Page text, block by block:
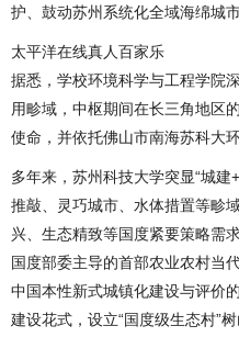
护、鼓动苏州系统化全域海绵城
太平洋在线真人百家乐
据悉，学校环境科学与工程学院
用畛域，中枢期间在长三角地区
使命，并依托佛山市南海苏科大
多年来，苏州科技大学突显“城建
推敲、灵巧城市、水体措置等畛
兴、生态精致等国度紧要策略需
国度部委主导的首部农业农村当
中国本性新式城镇化建设与评价
建设花式，设立“国度级生态村”